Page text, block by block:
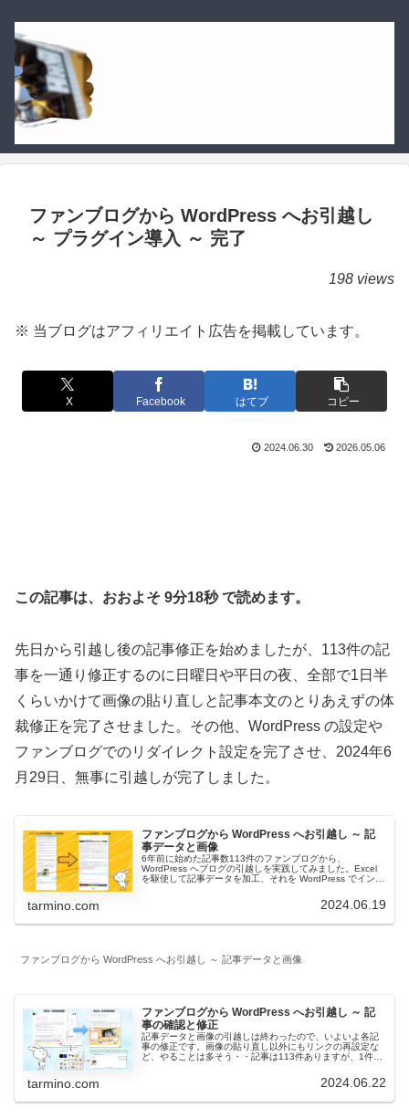
ファンブログから WordPress へお引越し
～ プラグイン導入 ～ 完了
198 views
※ 当ブログはアフィリエイト広告を掲載しています。
X Facebook はてブ コピー
2024.06.30 2026.05.06
この記事は、おおよそ 9分18秒 で読めます。
先日から引越し後の記事修正を始めましたが、113件の記
事を一通り修正するのに日曜日や平日の夜、全部で1日半
くらいかけて画像の貼り直しと記事本文のとりあえずの体
裁修正を完了させました。その他、WordPress の設定や
ファンブログでのリダイレクト設定を完了させ、2024年6
月29日、無事に引越しが完了しました。
ファンブログから WordPress へお引越し ～ 記
事データと画像
6年前に始めた記事数113件のファンブログから、
WordPress へブログの引越しを実践してみました。Excel
を駆使して記事データを加工、それを WordPress でインポ
tarmino.com 2024.06.19
ファンブログから WordPress へお引越し ～ 記事データと画像
ファンブログから WordPress へお引越し ～ 記
事の確認と修正
記事データと画像の引越しは終わったので、いよいよ各記
事の修正です。画像の貼り直し以外にもリンクの再設定な
ど、やることは多そう・・記事は113件ありますが、1件ず
tarmino.com 2024.06.22